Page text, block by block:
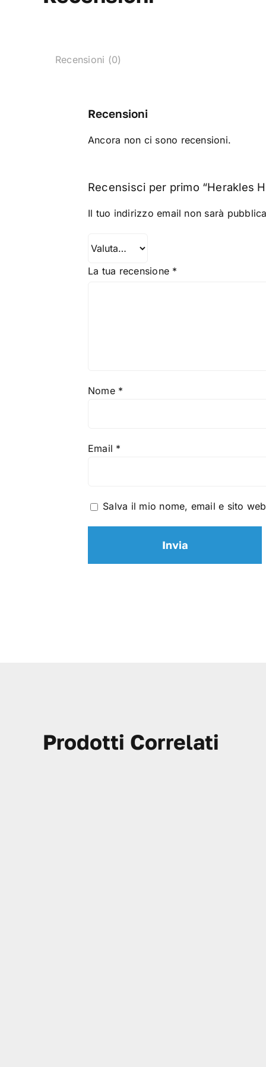
Recensioni (0)
Recensioni
Ancora non ci sono recensioni.
Recensisci per primo “Herakles
Il tuo indirizzo email non sarà
La tua recensione *
Nome *
Email *
Salva il mio nome, email e sito
Prodotti Correlati